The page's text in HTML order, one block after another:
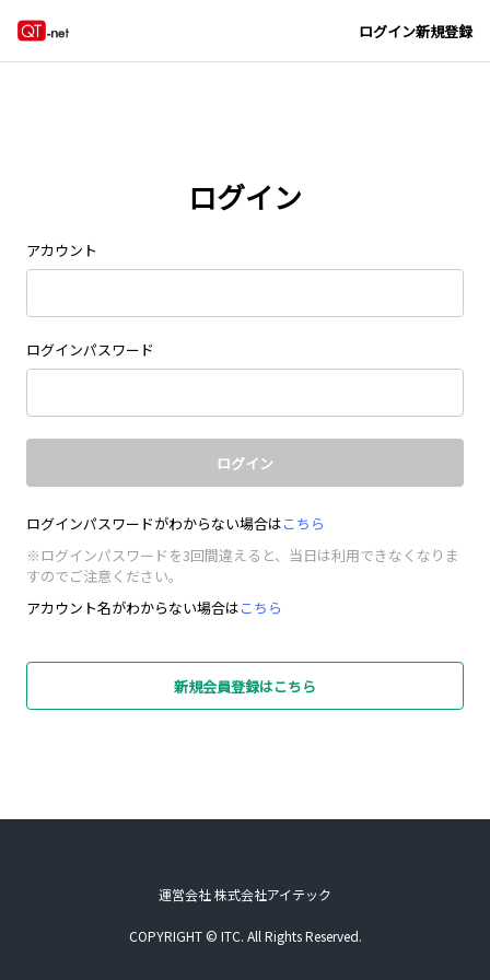
ログイン新規登録
ログイン
アカウント
ログインパスワード
ログイン
ログインパスワードがわからない場合はこちら
※ログインパスワードを3回間違えると、当日は利用できなくなりま
すのでご注意ください。
アカウント名がわからない場合はこちら
新規会員登録はこちら
運営会社 株式会社アイテック
COPYRIGHT © ITC. All Rights Reserved.